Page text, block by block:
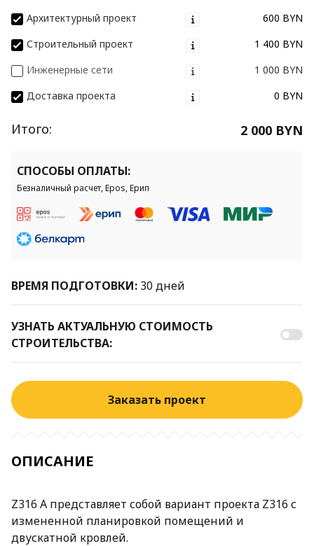
Архитектурный проект
600 BYN
Строительный проект
1 400 BYN
Инженерные сети
1 000 BYN
Доставка проекта
0 BYN
Итого: 2 000 BYN
СПОСОБЫ ОПЛАТЫ:
Безналичный расчет, Epos, Ерип
ВРЕМЯ ПОДГОТОВКИ: 30 дней
УЗНАТЬ АКТУАЛЬНУЮ СТОИМОСТЬ
СТРОИТЕЛЬСТВА:
Заказать проект
ОПИСАНИЕ
Z316 A представляет собой вариант проекта Z316 с
измененной планировкой помещений и
двускатной кровлей.